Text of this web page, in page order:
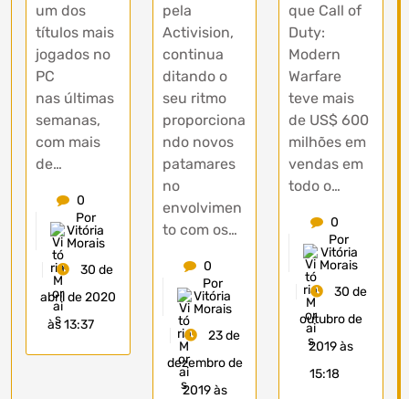
um dos
títulos mais
jogados no
PC
nas últimas
semanas,
com mais
de…
0
Por
Vitória
Morais
30 de
abril de 2020
às 13:37
pela
Activision,
continua
ditando o
seu ritmo
proporciona
ndo novos
patamares
no
envolvimen
to com os…
0
Por
Vitória
Morais
23 de
dezembro de
2019 às
que Call of
Duty:
Modern
Warfare
teve mais
de US$ 600
milhões em
vendas em
todo o…
0
Por
Vitória
Morais
30 de
outubro de
2019 às
15:18